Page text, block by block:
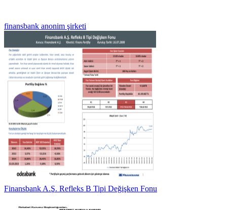
finansbank anonim şirketi
Finansbank A.Ş. Refleks B Tipi Değişken Fonu